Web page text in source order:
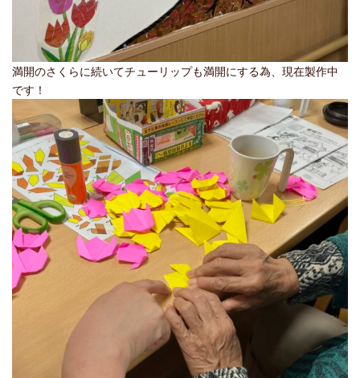
満開のさくらに続いてチューリップも満開にする為、現在製作中
です！